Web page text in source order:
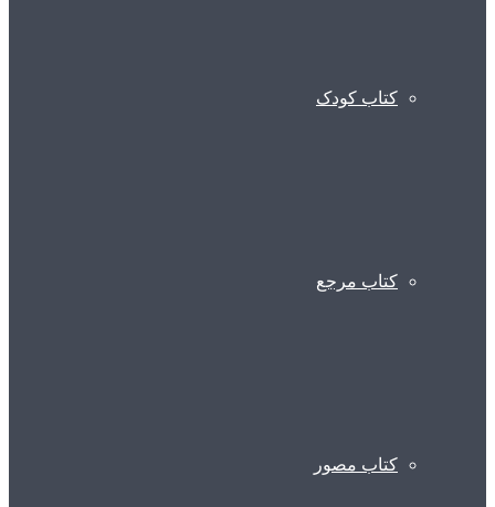
کتاب کودک
کتاب مرجع
کتاب مصور